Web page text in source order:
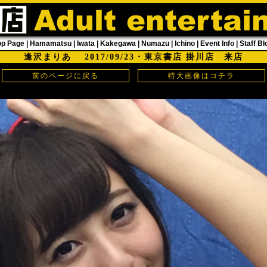
Page| Hamamatsu| Iwata| Kakegawa| Numazu| Ichino| Event Info| Staff
逢沢まりあ 2017/09/23・東京書店 掛川店 来店
前のページに戻る 特大画像はコチラ